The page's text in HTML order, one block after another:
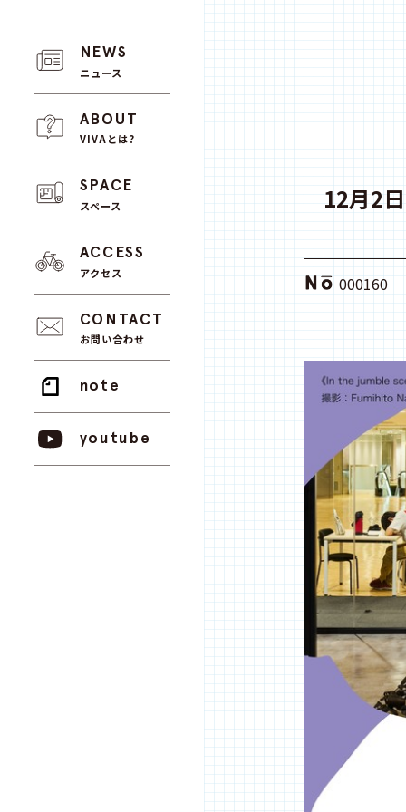
NEWS
ニュース
ABOUT
VIVAとは?
SPACE
スペース
ACCESS
アクセス
CONTACT
お問い合わせ
note
youtube
12月2
000160